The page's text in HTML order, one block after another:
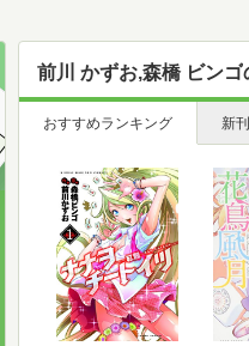
前川 かずお,森橋 ビンゴ
おすすめランキング 新